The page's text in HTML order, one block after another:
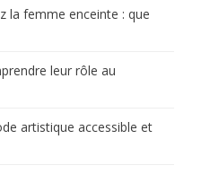
la femme enceinte : que
leur rôle au
artistique accessible et